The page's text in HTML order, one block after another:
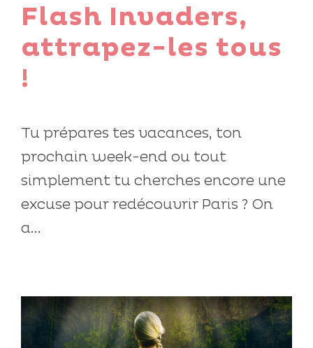
Flash Invaders,
attrapez-les tous
!
Tu prépares tes vacances, ton
prochain week-end ou tout
simplement tu cherches encore une
excuse pour redécouvrir Paris ? On
a...